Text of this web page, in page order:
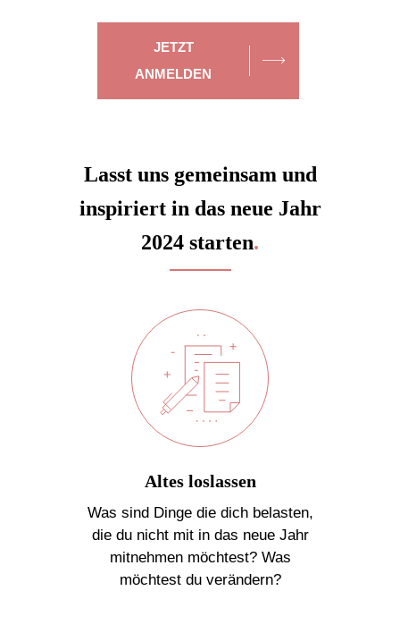
JETZT
ANMELDEN
Lasst uns gemeinsam und
inspiriert in das neue Jahr
2024 starten.
Altes loslassen
Was sind Dinge die dich belasten,
die du nicht mit in das neue Jahr
mitnehmen möchtest? Was
möchtest du verändern?